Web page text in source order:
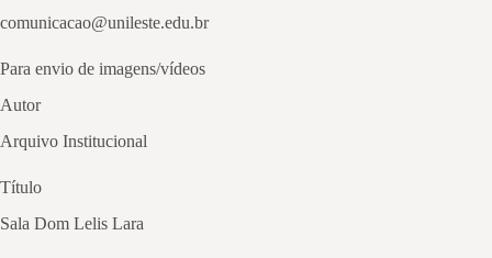
comunicacao@unileste.edu.br
Para envio de imagens/vídeos
Autor
Arquivo Institucional
Título
Sala Dom Lelis Lara